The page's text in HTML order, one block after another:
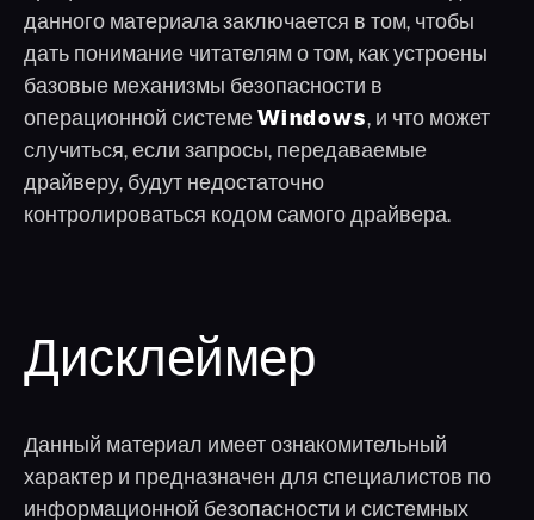
данного материала заключается в том, чтобы
дать понимание читателям о том, как устроены
базовые механизмы безопасности в
операционной системе Windows, и что может
случиться, если запросы, передаваемые
драйверу, будут недостаточно
контролироваться кодом самого драйвера.
Дисклеймер
Данный материал имеет ознакомительный
характер и предназначен для специалистов по
информационной безопасности и системных